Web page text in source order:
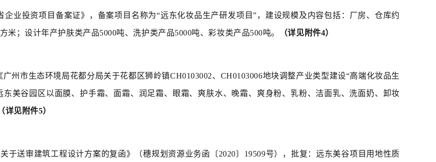
企业投资项目备案证》，备案项目名称为“远东化妆品生产研发项目”，建设规模及内容包括：厂房、仓库约
；设计年产护肤类产品5000吨、洗护类产品5000吨、彩妆类产品500吨。 （详见附件4）
州市生态环境局花都分局关于花都区狮岭镇CH0103002、CH0103006地块调整产业类型建设“高端化妆品生
美谷园区以面膜、护手霜、面霜、润足霜、眼霜、爽肤水、晚霜、爽身粉、乳粉、洁面乳、洗面奶、卸妆
（详见附件5）
于送审建筑工程设计方案的复函》（穗规划资源业务函〔2020〕19509号），批复：远东美谷项目用地性质